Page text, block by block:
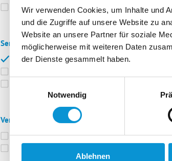
Wir verwenden Cookies, um Inhalte und
und die Zugriffe auf unsere Website zu
Website an unsere Partner für soziale
möglicherweise mit weiteren Daten
der Dienste gesammelt haben.
Notwendig
Ablehnen
Balkon
Abstellraum
Service:
Bettwäsche inkl.
Geschirrtücher
Verpflegung:
Brötchenservice
Frühstück
Vollpension möglich